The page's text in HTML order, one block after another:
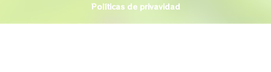
Políticas de privavidad